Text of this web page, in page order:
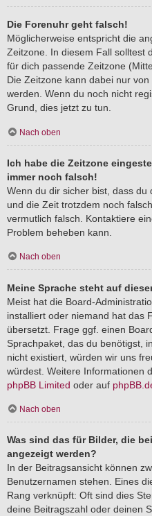
Die Forenuhr geht falsch!
Möglicherweise entspricht die
Zeitzone. In diesem Fall solltest
für dich passende Zeitzone
Die Zeitzone kann dabei nur
werden. Wenn du noch nicht
Grund, dies jetzt zu tun.
Nach oben
Ich habe die Zeitzone
immer noch falsch!
Wenn du dir sicher bist, dass
und die Zeit trotzdem noch
vermutlich falsch. Kontaktiere
Problem beheben kann.
Nach oben
Meine Sprache steht auf
Meist hat die Board-
installiert oder niemand hat das
übersetzt. Frage ggf. einen
Sprachpaket, das du benötigst,
nicht existiert, würden wir uns
würdest. Weitere Informationen
phpBB Limited oder auf
Nach oben
Was sind das für Bilder, die
angezeigt werden?
In der Beitragsansicht können
Benutzernamen stehen. Eines
Rang verknüpft: Oft sind dies
deine Beitragszahl oder deinen